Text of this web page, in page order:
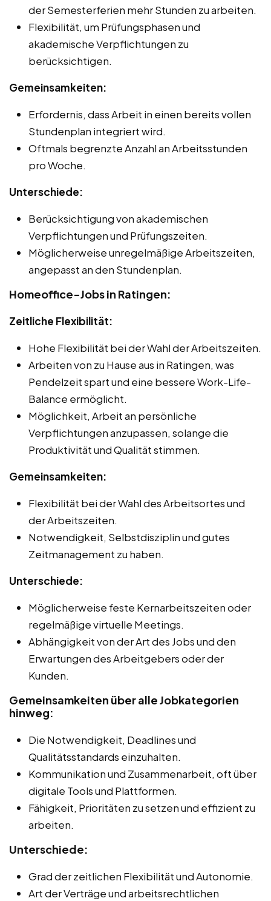
der Semesterferien mehr Stunden zu arbeiten.
Flexibilität, um Prüfungsphasen und
akademische Verpflichtungen zu
berücksichtigen.
Gemeinsamkeiten:
Erfordernis, dass Arbeit in einen bereits vollen
Stundenplan integriert wird.
Oftmals begrenzte Anzahl an Arbeitsstunden
pro Woche.
Unterschiede:
Berücksichtigung von akademischen
Verpflichtungen und Prüfungszeiten.
Möglicherweise unregelmäßige Arbeitszeiten,
angepasst an den Stundenplan.
Homeoffice-Jobs in Ratingen:
Zeitliche Flexibilität:
Hohe Flexibilität bei der Wahl der Arbeitszeiten.
Arbeiten von zu Hause aus in Ratingen, was
Pendelzeit spart und eine bessere Work-Life-
Balance ermöglicht.
Möglichkeit, Arbeit an persönliche
Verpflichtungen anzupassen, solange die
Produktivität und Qualität stimmen.
Gemeinsamkeiten:
Flexibilität bei der Wahl des Arbeitsortes und
der Arbeitszeiten.
Notwendigkeit, Selbstdisziplin und gutes
Zeitmanagement zu haben.
Unterschiede:
Möglicherweise feste Kernarbeitszeiten oder
regelmäßige virtuelle Meetings.
Abhängigkeit von der Art des Jobs und den
Erwartungen des Arbeitgebers oder der
Kunden.
Gemeinsamkeiten über alle Jobkategorien
hinweg:
Die Notwendigkeit, Deadlines und
Qualitätsstandards einzuhalten.
Kommunikation und Zusammenarbeit, oft über
digitale Tools und Plattformen.
Fähigkeit, Prioritäten zu setzen und effizient zu
arbeiten.
Unterschiede:
Grad der zeitlichen Flexibilität und Autonomie.
Art der Verträge und arbeitsrechtlichen